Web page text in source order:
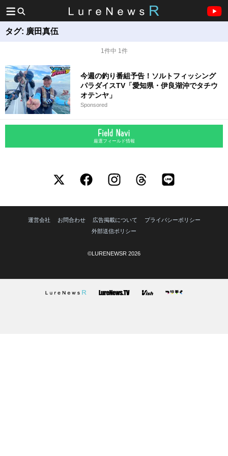
タグ: 廣田真伍
1件中 1件
今週の釣り番組予告！ソルトフィッシング
パラダイスTV「愛知県・伊良湖沖でタチウ
オテンヤ」
Sponsored
厳選フィールド情報
運営会社 お問合わせ 広告掲載について
プライバシーポリシー
外部送信ポリシー
©LURENEWSR 2026